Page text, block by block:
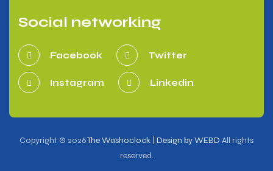
Social networking
Facebook Twitter
Instagram Linkedin
Copyright © 2026The Washoclock | Design by WEBD All rights
reserved.